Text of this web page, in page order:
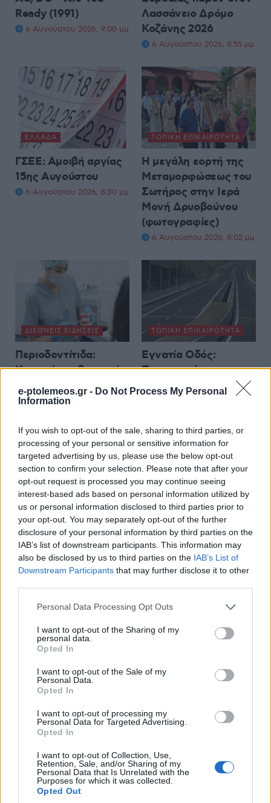
e-ptolemeos.gr - Do Not Process My Personal
Information
If you wish to opt-out of the sale, sharing to third parties, or
processing of your personal or sensitive information for
targeted advertising by us, please use the below opt-out
section to confirm your selection. Please note that after your
opt-out request is processed you may continue seeing
interest-based ads based on personal information utilized by
us or personal information disclosed to third parties prior to
your opt-out. You may separately opt-out of the further
disclosure of your personal information by third parties on the
IAB’s list of downstream participants. This information may
also be disclosed by us to third parties on the IAB’s List of
Downstream Participants that may further disclose it to other
Please note that this website/app uses one or more Google
not limited to your visit or usage behaviour. You may click to
grant or deny consent to Google and its third-party tags to
use your data for below specified purposes in below Google
consent section.
Personal Data Processing Opt Outs
I want to opt-out of the Sharing of my
personal data.
Opted In
I want to opt-out of the Sale of my
Personal Data.
Opted In
I want to opt-out of processing my
Personal Data for Targeted Advertising.
Opted In
I want to opt-out of Collection, Use,
Retention, Sale, and/or Sharing of my
Personal Data that Is Unrelated with the
Purposes for which it was collected.
Opted Out
Ready (1991)
6 Αυγούστου 2026, 9:00 μμ
Λασσάνειο Δρόμο
Κοζάνης 2026
6 Αυγούστου 2026, 8:55 μμ
ΕΛΛΆΔΑ
ΓΣΕΕ: Αμοιβή αργίας
15ης Αυγούστου
6 Αυγούστου 2026, 8:30 μμ
ΤΟΠΙΚΉ ΕΠΙΚΑΙΡΌΤΗΤΑ
Η μεγάλη εορτή της
Μεταμορφώσεως του
Σωτήρος στην Ιερά
Μονή Δρυοβούνου
(φωτογραφίες)
6 Αυγούστου 2026, 8:02 μμ
ΔΙΕΘΝΕΊΣ ΕΙΔΉΣΕΙΣ
Περιοδοντίτιδα:
Καινοτόμος θεραπεία
στοχεύει μόνο το
βακτήριο που
6 Αυγούστου 2026, 7:34 μμ
ΤΟΠΙΚΉ ΕΠΙΚΑΙΡΌΤΗΤΑ
Εγνατία Οδός:
Προσωρινές
κυκλοφοριακές
ρυθμίσεις από το
Πολύμυλο
6 Αυγούστου 2026, 7:23 μμ